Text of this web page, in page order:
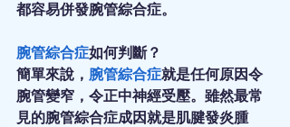
都容易併發腕管綜合症。
腕管綜合症如何判斷？
簡單來說， 腕管綜合症就是任何原因令
腕管變窄，令正中神經受壓。雖然最常
見的腕管綜合症成因就是肌腱發炎腫